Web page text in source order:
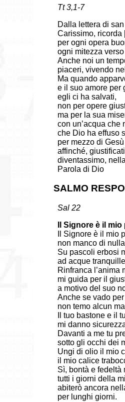
Tt 3,1-7
Dalla lettera di
Carissimo, ricorda
per ogni opera
ogni mitezza
Anche noi un
piaceri, vivendo
Ma quando
e il suo amore per
egli ci ha salvati,
non per opere
ma per la sua
con un’acqua che
che Dio ha effuso
per mezzo di
affinché,
diventassimo,
Parola di Dio
SALMO
Sal 22
Il Signore è il
Il Signore è il mio
non manco di
Su pascoli erbosi
ad acque
Rinfranca l’anima
mi guida per il
a motivo del suo
Anche se vado
non temo alcun
Il tuo bastone e il
mi danno
Davanti a me tu
sotto gli occhi dei
Ungi di olio il mio
il mio calice
Sì, bontà e fedeltà
tutti i giorni della
abiterò ancora
per lunghi giorni.